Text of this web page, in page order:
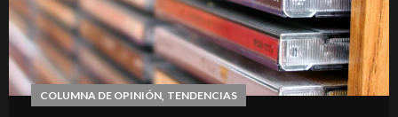
COLUMNA DE OPINIÓN, TENDENCIAS